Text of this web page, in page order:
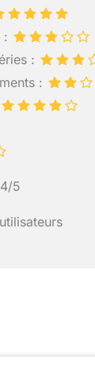
:
:
:
5